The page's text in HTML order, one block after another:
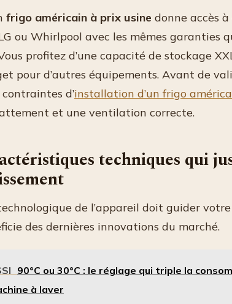
frigo américain à prix usine donne accès
ou Whirlpool avec les mêmes garanties
profitez d’une capacité de stockage
pour d’autres équipements. Avant de
d’installation d’un frigo
et une ventilation correcte.
techniques qui
de l’appareil doit guider
des dernières innovations du marché.
90°C ou 30°C : le réglage qui triple la
à laver